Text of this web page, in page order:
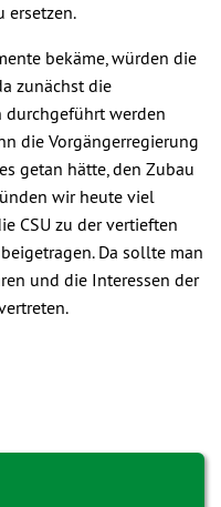
ersetzen.
bekäme, würden die
zunächst die
werden
die Vorgängerregierung
getan hätte, den Zubau
wir heute viel
CSU zu der vertieften
Da sollte man
und die Interessen der